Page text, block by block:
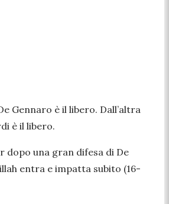
Gennaro è il libero. Dall’altra
è il libero.
dopo una gran difesa di De
entra e impatta subito (16-